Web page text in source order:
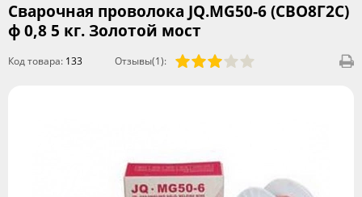
Сварочная проволока JQ.MG50-6 (СВО8Г2С)
ф 0,8 5 кг. Золотой мост
Код товара: 133 Отзывы(1):